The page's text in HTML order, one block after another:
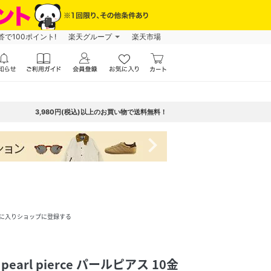
で100ポイント! 楽天グループ 楽天市場
3,980円(税込)以上のお買い物で送料無料！
navigate_next
入りショップに登録する
pierce パールピアス 10金